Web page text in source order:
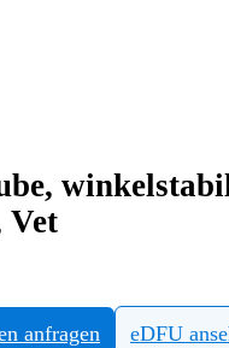
Vet
anfragen eDFU